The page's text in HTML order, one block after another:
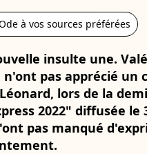
à vos sources préférées
insulte une.
pas apprécié un
lors de la
2022" diffusée le
pas manqué